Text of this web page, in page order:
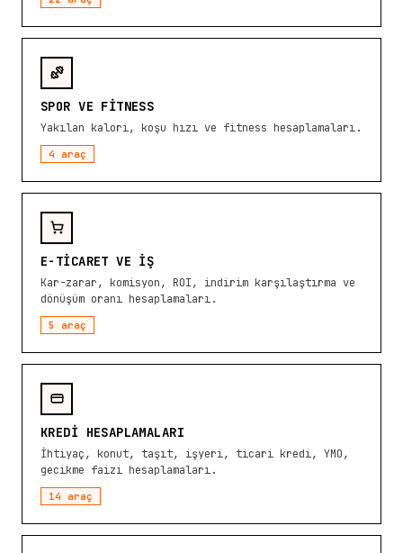
SPOR VE FITNESS
Yakılan kalori, koşu hızı ve fitness hesaplamaları.
4 araç
E-TICARET VE İŞ
Kar-zarar, komisyon, ROI, indirim karşılaştırma ve
dönüşüm oranı hesaplamaları.
5 araç
KREDI HESAPLAMALARI
İhtiyaç, konut, taşıt, işyeri, ticari kredi, YMO,
gecikme faizi hesaplamaları.
14 araç